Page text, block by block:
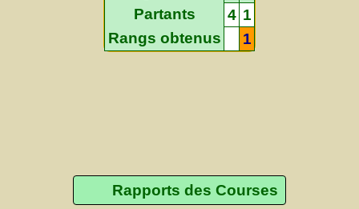
Partants
4 1
Rangs obtenus
1
Rapports des Courses